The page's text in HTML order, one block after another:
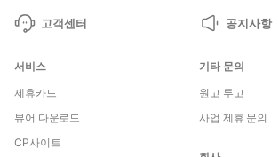
고객센터 공지사항
서비스
제휴카드
뷰어 다운로드
CP사이트
기타 문의
원고 투고
사업 제휴 문의